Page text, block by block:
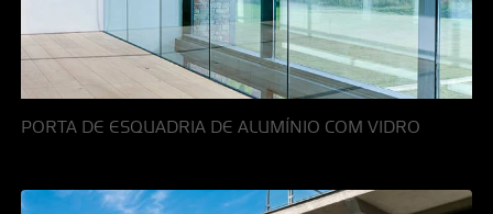
PORTA DE ESQUADRIA DE ALUMÍNIO COM VIDRO